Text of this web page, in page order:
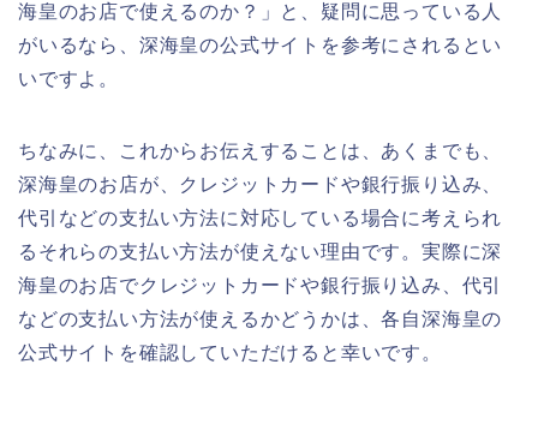
海皇のお店で使えるのか？」と、疑問に思っている人
がいるなら、深海皇の公式サイトを参考にされるとい
いですよ。
ちなみに、これからお伝えすることは、あくまでも、
深海皇のお店が、クレジットカードや銀行振り込み、
代引などの支払い方法に対応している場合に考えられ
るそれらの支払い方法が使えない理由です。実際に深
海皇のお店でクレジットカードや銀行振り込み、代引
などの支払い方法が使えるかどうかは、各自深海皇の
公式サイトを確認していただけると幸いです。